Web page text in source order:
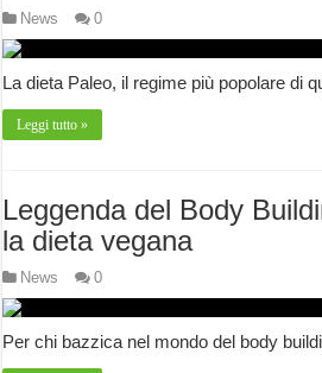
News 0
La dieta Paleo, il regime più popolare di
Leggi tutto »
Leggenda del Body
la dieta vegana
News 0
Per chi bazzica nel mondo del body